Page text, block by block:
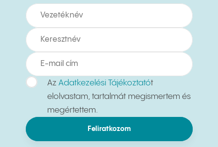
Az Adatkezelési Tájékoztatót
elolvastam, tartalmát megismertem és
megértettem.
Feliratkozom